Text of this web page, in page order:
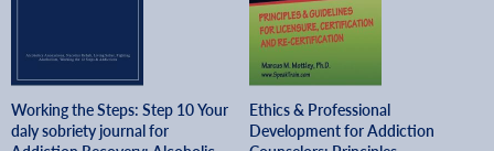
Working the Steps: Step 10 Your
daly sobriety journal for
Ethics & Professional
Development for Addiction